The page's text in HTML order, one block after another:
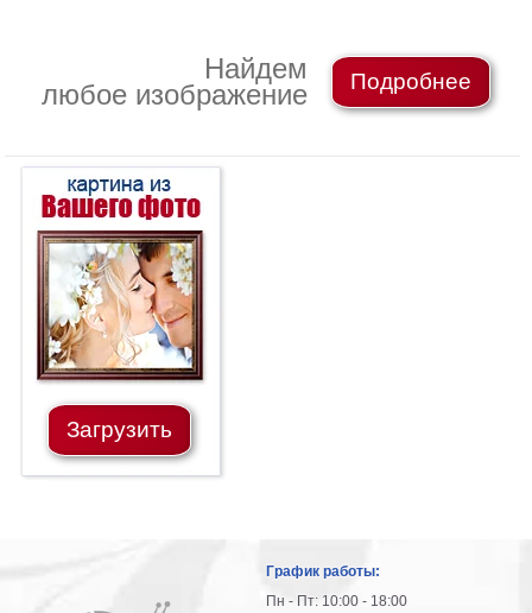
Найдем
любое изображение
Подробнее
Загрузить
График работы:
Пн - Пт: 10:00 - 18:00